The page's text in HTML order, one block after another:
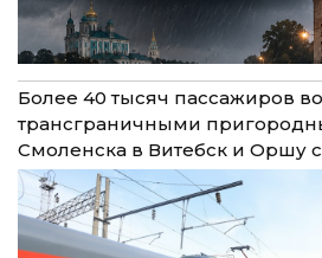
Более 40 тысяч пассажиров
трансграничными
Смоленска в Витебск и Оршу